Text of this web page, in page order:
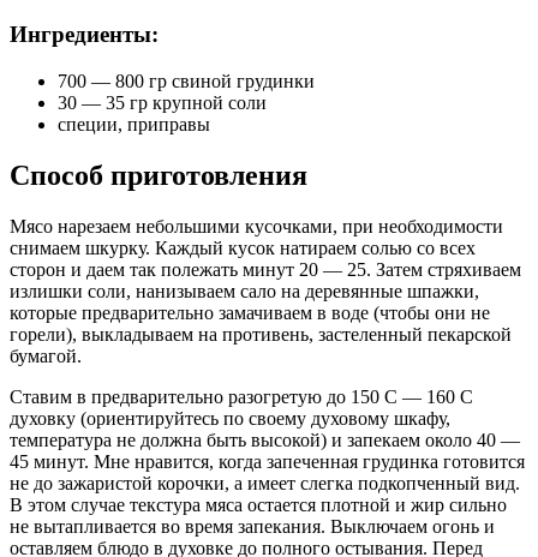
Ингредиенты:
700 — 800 гр свиной грудинки
30 — 35 гр крупной соли
специи, приправы
Способ приготовления
Мясо нарезаем небольшими кусочками, при необходимости
снимаем шкурку. Каждый кусок натираем солью со всех
сторон и даем так полежать минут 20 — 25. Затем стряхиваем
излишки соли, нанизываем сало на деревянные шпажки,
которые предварительно замачиваем в воде (чтобы они не
горели), выкладываем на противень, застеленный пекарской
бумагой.
Ставим в предварительно разогретую до 150 С — 160 С
духовку (ориентируйтесь по своему духовому шкафу,
температура не должна быть высокой) и запекаем около 40 —
45 минут. Мне нравится, когда запеченная грудинка готовится
не до зажаристой корочки, а имеет слегка подкопченный вид.
В этом случае текстура мяса остается плотной и жир сильно
не вытапливается во время запекания. Выключаем огонь и
оставляем блюдо в духовке до полного остывания. Перед